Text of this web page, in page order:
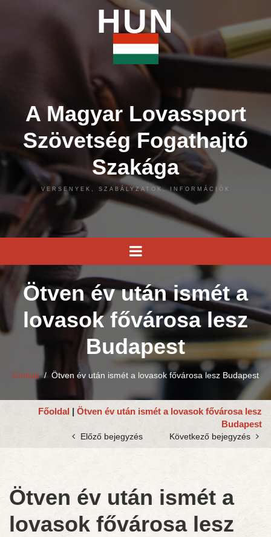
HUN
A Magyar Lovassport
Szövetség Fogathajtó
Szakága
VERSENYEK, SZABÁLYZATOK, INFORMÁCIÓK
Ötven év után ismét a
lovasok fővárosa lesz
Budapest
Címlap/ Ötven év után ismét a lovasok fővárosa lesz Budapest
Főoldal | Ötven év után ismét a lovasok fővárosa lesz
Budapest
Előző bejegyzés Következő bejegyzés
Ötven év után ismét a
lovasok fővárosa lesz